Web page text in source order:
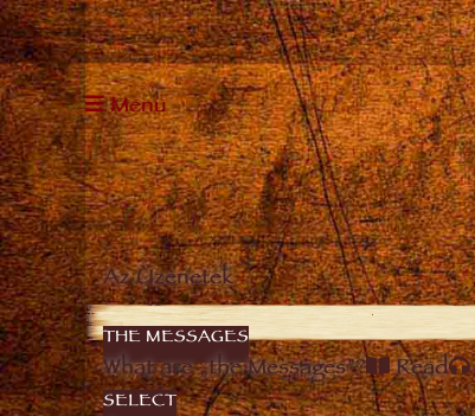
Menu
Az Üzenetek
THE MESSAGES
What are „the Messages”? Read
SELECT